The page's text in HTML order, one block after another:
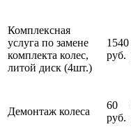
Комплексная
услуга по замене
комплекта колес,
литой диск (4шт.)
1540
руб.
Демонтаж колеса
60
руб.